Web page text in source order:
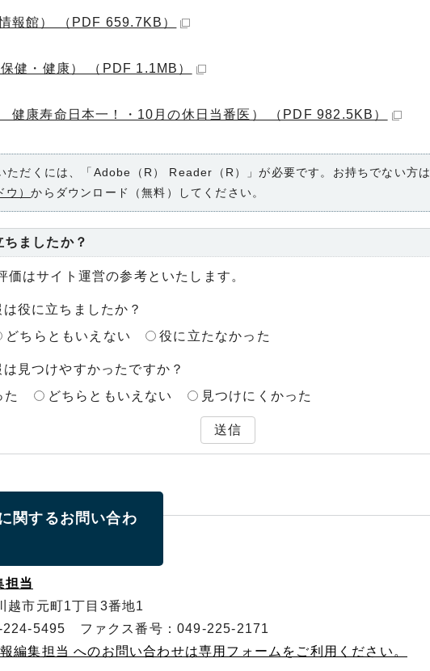
報館） （PDF 659.7KB）
健・健康） （PDF 1.1MB）
康寿命日本一！・10月の休日当番医） （PDF 982.5KB）
ただくには、「Adobe（R） Reader（R）」が必要です。お持ちでない方は
ウ）からダウンロード（無料）してください。
ましたか？
価はサイト運営の参考といたします。
役に立ちましたか？
どちらともいえない 役に立たなかった
見つけやすかったですか？
た
どちらともいえない 見つけにくかった
送信
関するお問い合わ
担当
市元町1丁目3番地1
224-5495 ファクス番号：049-225-2171
編集担当 へのお問い合わせは専用フォームをご利用ください。